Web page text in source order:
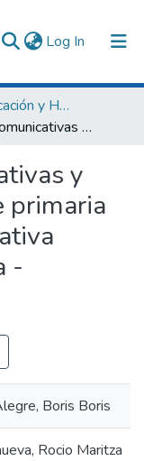
Log In (current)
Facultad de Educación y Humanidades
Habilidades comunicativas y estrés en docentes de primaria de la Institución Educativa Nº88014 - José Olaya -Chimbote; 2021
y
primaria
-
Boris Boris
Rocio Maritza